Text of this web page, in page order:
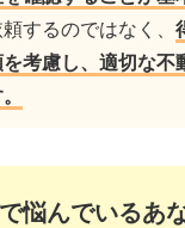
するのではなく、
考慮し、適切な不
悩んでいるあ